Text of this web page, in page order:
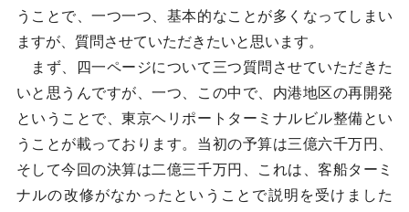
うことで、一つ一つ、基本的なことが多くなってしまい
ますが、質問させていただきたいと思います。
まず、四一ページについて三つ質問させていただきた
いと思うんですが、一つ、この中で、内港地区の再開発
ということで、東京ヘリポートターミナルビル整備とい
うことが載っております。当初の予算は三億六千万円、
そして今回の決算は二億三千万円、これは、客船ターミ
ナルの改修がなかったということで説明を受けました